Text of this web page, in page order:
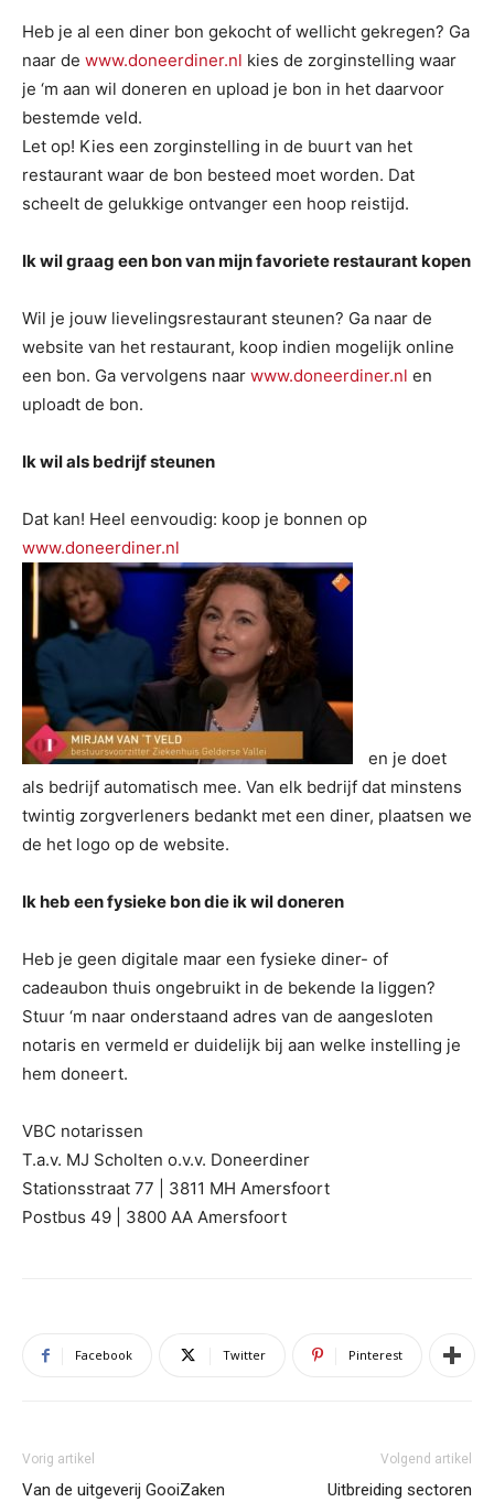
Heb je al een diner bon gekocht of wellicht gekregen? Ga
naar de www.doneerdiner.nl kies de zorginstelling waar
je ‘m aan wil doneren en upload je bon in het daarvoor
bestemde veld.
Let op! Kies een zorginstelling in de buurt van het
restaurant waar de bon besteed moet worden. Dat
scheelt de gelukkige ontvanger een hoop reistijd.
Ik wil graag een bon van mijn favoriete restaurant kopen
Wil je jouw lievelingsrestaurant steunen? Ga naar de
website van het restaurant, koop indien mogelijk online
een bon. Ga vervolgens naar www.doneerdiner.nl en
uploadt de bon.
Ik wil als bedrijf steunen
Dat kan! Heel eenvoudig: koop je bonnen op
www.doneerdiner.nl
en je doet
als bedrijf automatisch mee. Van elk bedrijf dat minstens
twintig zorgverleners bedankt met een diner, plaatsen we
de het logo op de website.
Ik heb een fysieke bon die ik wil doneren
Heb je geen digitale maar een fysieke diner- of
cadeaubon thuis ongebruikt in de bekende la liggen?
Stuur ‘m naar onderstaand adres van de aangesloten
notaris en vermeld er duidelijk bij aan welke instelling je
hem doneert.
VBC notarissen
T.a.v. MJ Scholten o.v.v. Doneerdiner
Stationsstraat 77 | 3811 MH Amersfoort
Postbus 49 | 3800 AA Amersfoort
Facebook Twitter Pinterest
Vorig artikel
Van de uitgeverij GooiZaken
Volgend artikel
Uitbreiding sectoren